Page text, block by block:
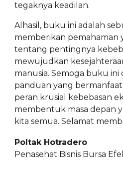
tegaknya keadilan.
Alhasil, buku ini adalah
memberikan pemahaman
tentang pentingnya
mewujudkan
manusia. Semoga buku ini
panduan yang
peran krusial kebebasan
membentuk masa depan
kita semua. Selamat
Poltak Hotradero
Penasehat Bisnis Bursa